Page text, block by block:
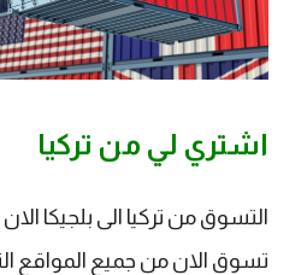
اشتري لي من تركيا
التسوق من تركيا الى بلجيكا
تسوق الان من جميع المواقع